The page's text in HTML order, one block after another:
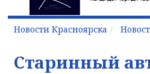
Новости Красноярска
Старинный